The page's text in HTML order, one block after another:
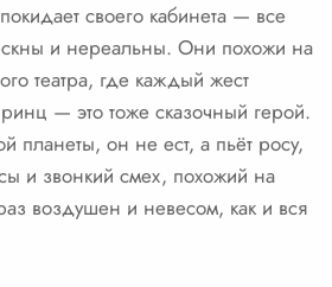
своего кабинета — все
и нереальны. Они похожи на
театра, где каждый жест
— это тоже сказочный герой.
планеты, он не ест, а пьёт росу,
и звонкий смех, похожий на
воздушен и невесом, как и вся